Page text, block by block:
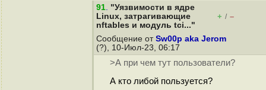
91. "Уязвимости в ядре
Linux, затрагивающие
nftables и модуль tci..."
+ / –
Сообщение от Sw00p aka Jerom
(?), 10-Июл-23, 06:17
>А при чем тут пользователи?
А кто либой пользуется?